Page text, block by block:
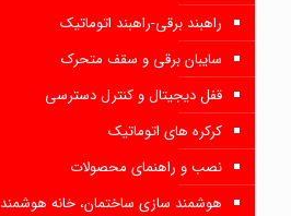
راهبند برقی-راهبند اتوماتیک
سایبان برقی و سقف متحرک
قفل دیجیتال و کنترل دسترسی
کرکره های اتوماتیک
نصب و راهنمای محصولات
هوشمند سازی ساختمان، خانه هوشمند